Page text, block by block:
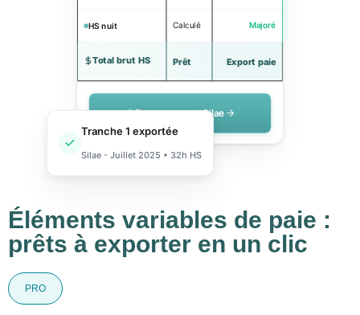
HS nuit Calculé Majoré
Total brut HS Prêt Export paie
Exporter vers Silae
Tranche 1 exportée
Silae - Juillet 2025 • 32h HS
Éléments variables de paie :
prêts à exporter en un clic
PRO